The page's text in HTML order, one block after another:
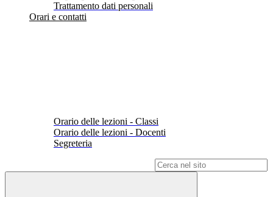
Trattamento dati personali
Orari e contatti
Orario delle lezioni - Classi
Orario delle lezioni - Docenti
Segreteria